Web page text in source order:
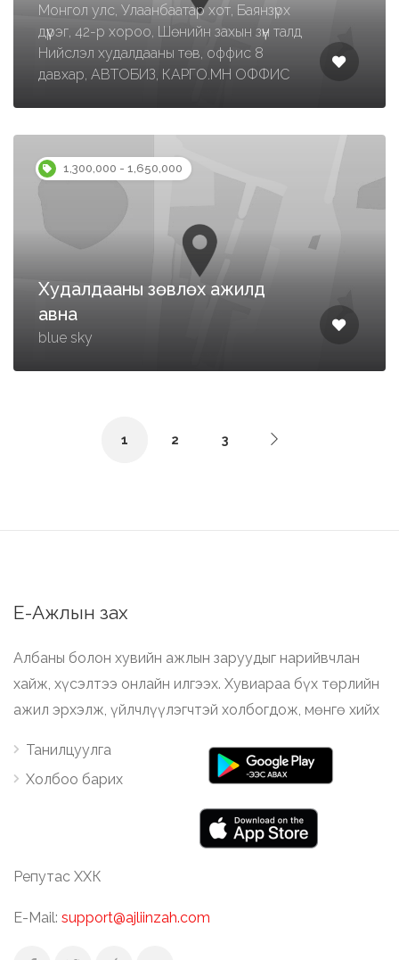
Монгол улс, Улаанбаатар хот, Баянзүрх
дүүрэг, 42-р хороо, Шөнийн захын зүүн талд
Нийслэл худалдааны төв, оффис 8
давхар, АВТОБИЗ, КАРГО.МН ОФФИС
1,300,000 - 1,650,000
Худалдааны зөвлөх ажилд
авна
blue sky
1 2 3
Е-Ажлын зах
Албаны болон хувийн ажлын заруудыг нарийвчлан
хайж, хүсэлтээ онлайн илгээх. Хувиараа бүх төрлийн
ажил эрхэлж, үйлчлүүлэгчтэй холбогдож, мөнгө хийх
Танилцуулга
Холбоо барих
Репутас ХХК
E-Mail: support@ajliinzah.com